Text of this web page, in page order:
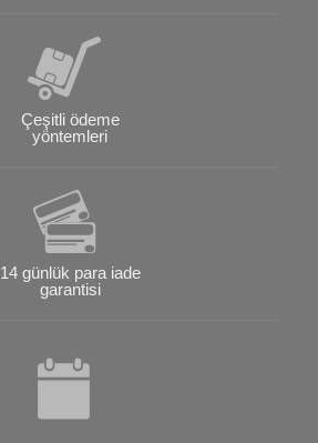
Çeşitli ödeme
yöntemleri
14 günlük para iade
garantisi